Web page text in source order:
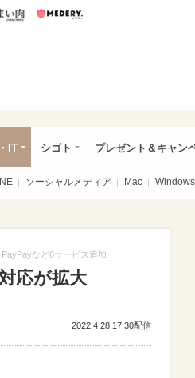
パン うまい肉
IT シゴト プレゼント＆キャン
ソーシャルメディア Mac Windows
など6サービス追加
応が拡大
2022.4.28 17:30配信